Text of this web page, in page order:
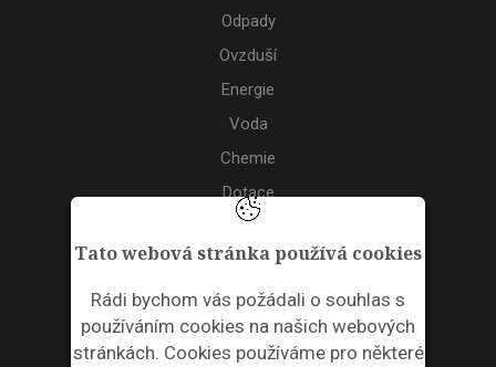
Tato webová stránka používá cookies
Rádi bychom vás požádali o souhlas s
používáním cookies na našich webových
stránkách. Cookies používáme pro některé
Odpady
Ovzduší
Energie
Voda
Chemie
Dotace
Akce
ODPADNÍ PLASTY